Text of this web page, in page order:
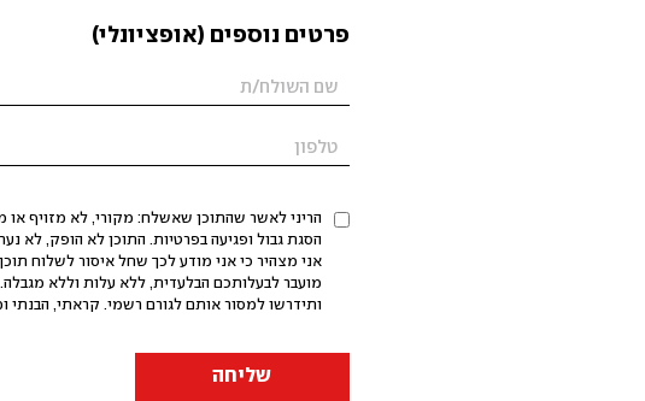
פרטים נוספים (אופציונלי)
הריני לאשר שהתוכן שאשלח: מקורי, לא מזויף או
אני מצהיר כי אני מודע לכך שחל איסור לשלוח
מועבר לבעלותכם הבלעדית, ללא עלות וללא
ותידרשו למסור אותם לגורם רשמי. קראתי, הבנתי
שליחה